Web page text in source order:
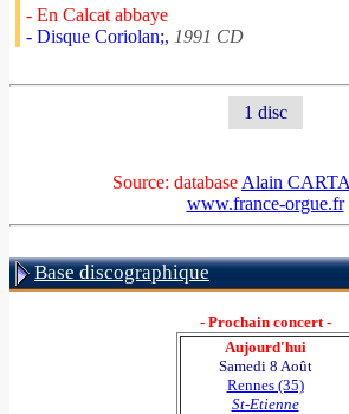
- En Calcat abbaye
- Disque Coriolan;, 1991 CD
1 disc
Source: database Alain
www.france-orgue.fr
Base discographique
- Prochain concert -
Aujourd'hui
Samedi 8 Août
Rennes (35)
St-Etienne